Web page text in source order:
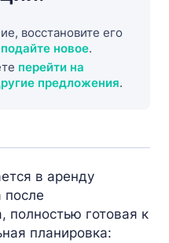
восстановите его
подайте новое.
перейти на
предложения.
в аренду
после
полностью готовая к
планировка: